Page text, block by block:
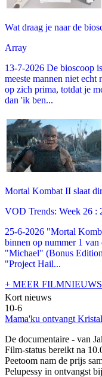
Wat draag je naar de
Array
13-7-2026 De bioscoop
meeste mannen niet
op zich prima, totdat je
dan 'ik ben...
Mortal Kombat II slaat
VOD Trends: Week 26 :
25-6-2026 "Mortal
binnen op nummer 1
"Michael" (Bonus
"Project Hail...
+ MEER FILMNIEUWS
Kort nieuws
10-6
Mama'ku ontvangt
De documentaire - van
Film-status bereikt na
Peetoom nam de prijs
Pelupessy in ontvangst